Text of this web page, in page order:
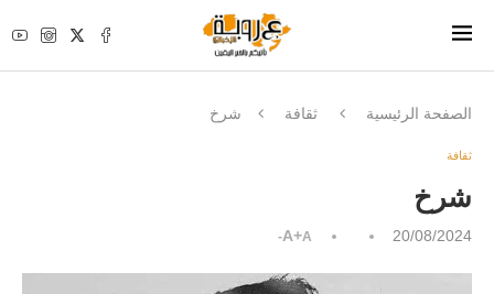
الصفحة الرئيسية ثقافة شرخ
ثقافة
شرخ
20/08/2024
A+A-